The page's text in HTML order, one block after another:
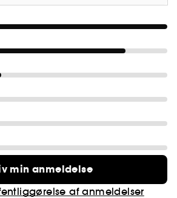
min anmeldelse
af anmeldelser